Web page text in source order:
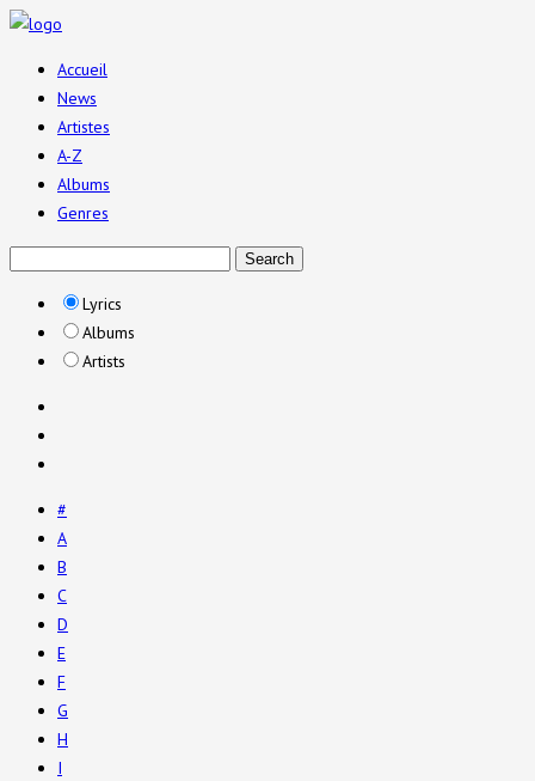
Accueil
News
Artistes
A-Z
Albums
Genres
Lyrics
Albums
Artists
#
A
B
C
D
E
F
G
H
I